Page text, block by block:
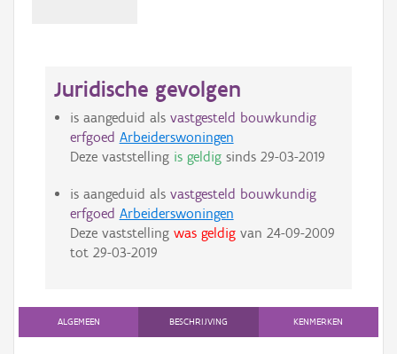
Juridische gevolgen
is aangeduid als vastgesteld bouwkundig
erfgoed Arbeiderswoningen
Deze vaststelling is geldigsinds 29-03-2019
is aangeduid als vastgesteld bouwkundig
erfgoed Arbeiderswoningen
Deze vaststelling was geldigvan 24-09-2009
tot 29-03-2019
ALGEMEEN BESCHRIJVING KENMERKEN